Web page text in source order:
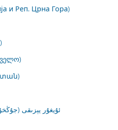
и Реп. Црна Гора)
ئۇيغۇر يېزىقى